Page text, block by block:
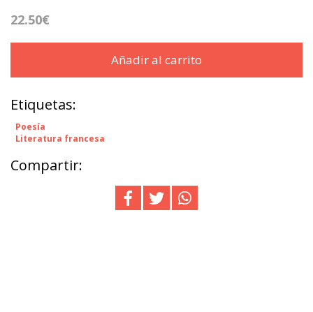
22.50€
Añadir al carrito
Etiquetas:
Poesía
Literatura francesa
Compartir: